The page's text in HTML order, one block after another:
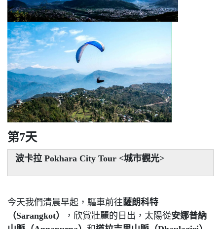
第7天
波卡拉 Pokhara City Tour <城市觀光>
今天我們清晨早起，驅車前往薩朗科特
（Sarangkot） ，欣賞壯麗的日出，太陽從安娜普納